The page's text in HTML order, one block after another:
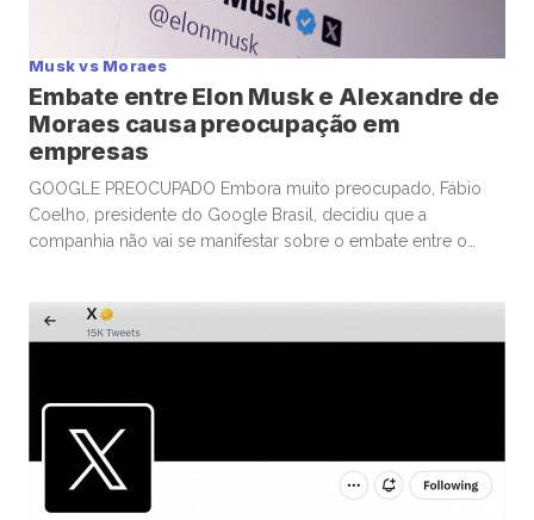
Musk vs Moraes
Embate entre Elon Musk e Alexandre de
Moraes causa preocupação em
empresas
GOOGLE PREOCUPADO Embora muito preocupado, Fábio
Coelho, presidente do Google Brasil, decidiu que a
companhia não vai se manifestar sobre o embate entre o
que qualquer declaração que for feita vai escalar o conflito.
Hoje ocorre […]